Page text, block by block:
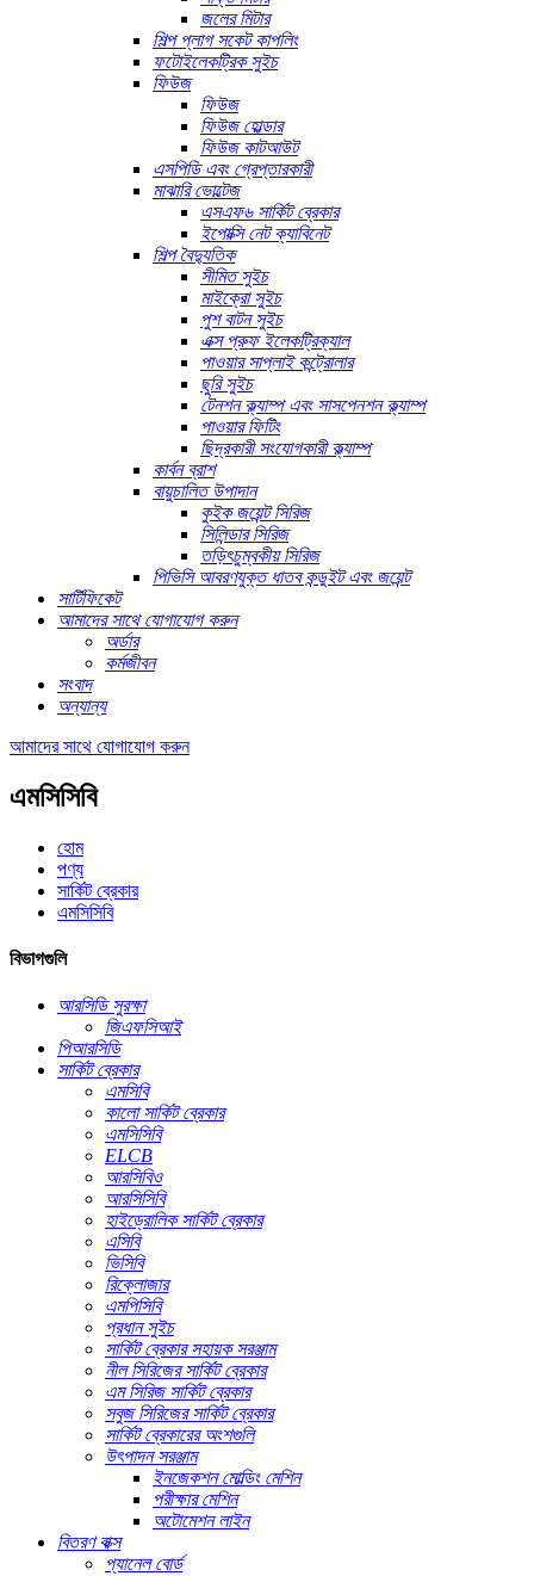
জলের মিটার
শিল্প প্লাগ সকেট কাপলিং
ফটোইলেকট্রিক সুইচ
ফিউজ
ফিউজ
ফিউজ হোল্ডার
ফিউজ কাটআউট
এসপিডি এবং গ্রেপ্তারকারী
মাঝারি ভোল্টেজ
এসএফ৬ সার্কিট ব্রেকার
ইপোক্সি নেট ক্যাবিনেট
শিল্প বৈদ্যুতিক
সীমিত সুইচ
মাইক্রো সুইচ
পুশ বাটন সুইচ
এক্স প্রুফ ইলেকট্রিক্যাল
পাওয়ার সাপ্লাই কন্ট্রোলার
ছুরি সুইচ
টেনশন ক্ল্যাম্প এবং সাসপেনশন ক্ল্যাম্প
পাওয়ার ফিটিং
ছিদ্রকারী সংযোগকারী ক্ল্যাম্প
কার্বন ব্রাশ
বায়ুচালিত উপাদান
কুইক জয়েন্ট সিরিজ
সিলিন্ডার সিরিজ
তড়িৎচুম্বকীয় সিরিজ
পিভিসি আবরণযুক্ত ধাতব কন্ডুইট এবং জয়েন্ট
সার্টিফিকেট
আমাদের সাথে যোগাযোগ করুন
অর্ডার
কর্মজীবন
সংবাদ
অন্যান্য
আমাদের সাথে যোগাযোগ করুন
এমসিসিবি
হোম
পণ্য
সার্কিট ব্রেকার
এমসিসিবি
বিভাগগুলি
আরসিডি সুরক্ষা
জিএফসিআই
পিআরসিডি
সার্কিট ব্রেকার
এমসিবি
কালো সার্কিট ব্রেকার
এমসিসিবি
ELCB
আরসিবিও
আরসিসিবি
হাইড্রোলিক সার্কিট ব্রেকার
এসিবি
ভিসিবি
রিক্লোজার
এমপিসিবি
প্রধান সুইচ
সার্কিট ব্রেকার সহায়ক সরঞ্জাম
নীল সিরিজের সার্কিট ব্রেকার
এম সিরিজ সার্কিট ব্রেকার
সবুজ সিরিজের সার্কিট ব্রেকার
সার্কিট ব্রেকারের অংশগুলি
উৎপাদন সরঞ্জাম
ইনজেকশন মোল্ডিং মেশিন
পরীক্ষার মেশিন
অটোমেশন লাইন
বিতরণ বাক্স
প্যানেল বোর্ড